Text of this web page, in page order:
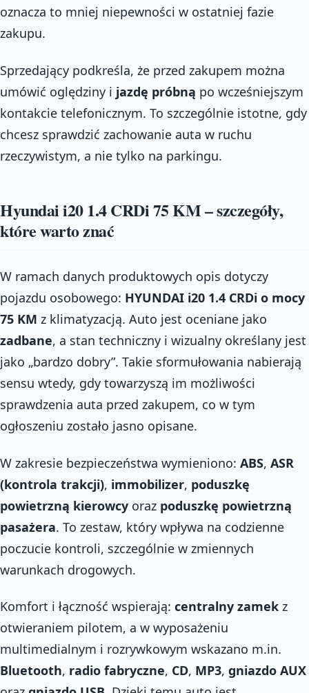
oznacza to mniej niepewności w ostatniej fazie
zakupu.
Sprzedający podkreśla, że przed zakupem można
umówić oględziny i jazdę próbną po wcześniejszym
kontakcie telefonicznym. To szczególnie istotne, gdy
chcesz sprawdzić zachowanie auta w ruchu
rzeczywistym, a nie tylko na parkingu.
Hyundai i20 1.4 CRDi 75 KM – szczegóły,
które warto znać
W ramach danych produktowych opis dotyczy
pojazdu osobowego: HYUNDAI i20 1.4 CRDi o mocy
75 KM z klimatyzacją. Auto jest oceniane jako
zadbane, a stan techniczny i wizualny określany jest
jako „bardzo dobry”. Takie sformułowania nabierają
sensu wtedy, gdy towarzyszą im możliwości
sprawdzenia auta przed zakupem, co w tym
ogłoszeniu zostało jasno opisane.
W zakresie bezpieczeństwa wymieniono: ABS, ASR
(kontrola trakcji), immobilizer, poduszkę
powietrzną kierowcy oraz poduszkę powietrzną
pasażera. To zestaw, który wpływa na codzienne
poczucie kontroli, szczególnie w zmiennych
warunkach drogowych.
Komfort i łączność wspierają: centralny zamek z
otwieraniem pilotem, a w wyposażeniu
multimedialnym i rozrywkowym wskazano m.in.
Bluetooth, radio fabryczne, CD, MP3, gniazdo AUX